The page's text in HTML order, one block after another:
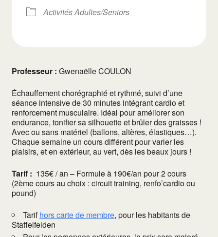
Activités Adultes/Seniors
Professeur : Gwenaëlle COULON
Échauffement chorégraphié et rythmé, suivi d’une
séance intensive de 30 minutes intégrant cardio et
renforcement musculaire. Idéal pour améliorer son
endurance, tonifier sa silhouette et brûler des graisses !
Avec ou sans matériel (ballons, altères, élastiques…).
Chaque semaine un cours différent pour varier les
plaisirs, et en extérieur, au vert, dès les beaux jours !
Tarif : 135€ / an – Formule à 190€/an pour 2 cours
(2ème cours au choix : circuit training, renfo’cardio ou
pound)
Tarifhors carte de membre, pour les habitants de
Staffelfelden